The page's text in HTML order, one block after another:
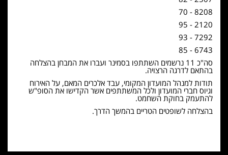
8208 - 70
2120 - 95
7292 - 93
6743 - 85
סה"כ 11 נרשמים השתתפו בסמינר ועברו את המבחן בהצלחה
בהתאם לדרגה הרצויה.
תודות למנהל המועדון המקומי, עבד אלכרים המאם, על האירוח
וגיוס חברי המועדון ולכל המשתתפים אשר הקדישו את הסופ"ש
להתעמק בחוקת השחמט.
בהצלחה לשופטים הטריים בהמשך הדרך.